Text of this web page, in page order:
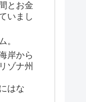
とお金
いまし
。
岸から
ゾナ州
はな